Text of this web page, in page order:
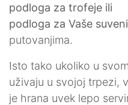
podloga za trofeje ili
podloga za Vaše
putovanjima.
Isto tako ukoliko u
uživaju u svojoj trpezi,
je hrana uvek lepo